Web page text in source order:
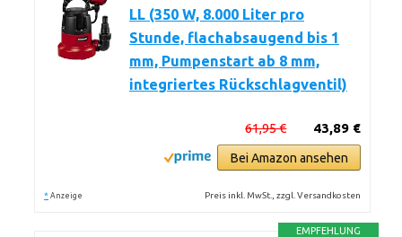
LL (350 W, 8.000 Liter pro
Stunde, flachabsaugend bis 1
mm, Pumpenstart ab 8 mm,
integriertes Rückschlagventil)
43,89 €
61,95 €
Bei Amazon ansehen
* Anzeige Preis inkl. MwSt., zzgl. Versandkosten
EMPFEHLUNG